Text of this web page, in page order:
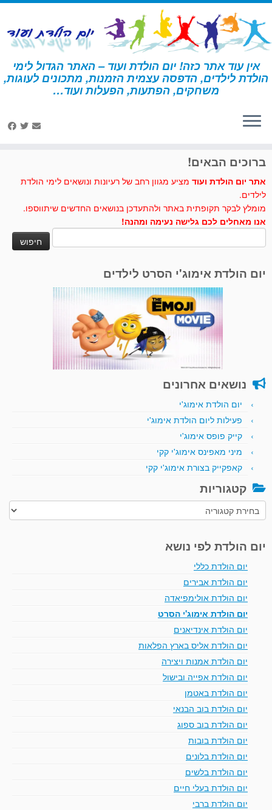
דלג
לתוכן
אין עוד אתר כזה! יום הולדת ועוד – האתר הגדול לימי
הולדת לילדים, הדפסה עצמית הזמנות, מתכונים לעוגות,
משחקים, הפתעות, הפעלות ועוד… דף הבית » קאובוי » פעילות ומשחקים - קאובוי » תעודות הצטיינות
לחצו לנו לייק בפייסבוק
ברוכים הבאים!
אתר יום הולדת ועוד מציע מגוון רחב של רעיונות ונושאים לימי הולדת
לילדים.
מומלץ לבקר תקופתית באתר ולהתעדכן בנושאים החדשים שיתווספו.
אנו מאחלים לכם גלישה נעימה ומהנה!
יום הולדת אימוג'י הסרט לילדים
נושאים אחרונים
יום הולדת אימוג'י
פעילות ליום הולדת אימוג'י
קייק פופס אימוג'י
מיני מאפינס אימוג'י קקי
קאפקייק בצורת אימוג'י קקי
קטגוריות
קטגוריות
יום הולדת לפי נושא
יום הולדת כללי
יום הולדת אבירים
יום הולדת אולימפיאדה
יום הולדת אימוג'י הסרט
יום הולדת אינדיאנים
יום הולדת אליס בארץ הפלאות
יום הולדת אמנות ויצירה
יום הולדת אפייה ובישול
יום הולדת באטמן
יום הולדת בוב הבנאי
יום הולדת בוב ספוג
יום הולדת בובות
יום הולדת בלונים
יום הולדת בלשים
יום הולדת בעלי חיים
יום הולדת ברבי